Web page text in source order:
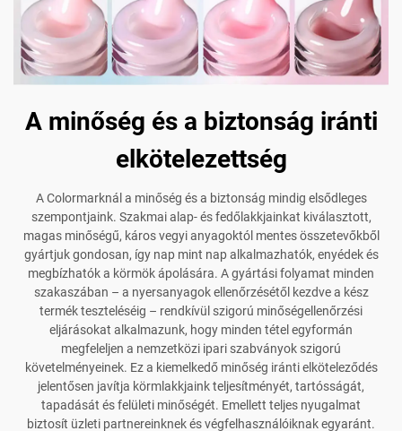
A minőség és a biztonság iránti
elkötelezettség
A Colormarknál a minőség és a biztonság mindig elsődleges
szempontjaink. Szakmai alap- és fedőlakkjainkat kiválasztott,
magas minőségű, káros vegyi anyagoktól mentes összetevőkből
gyártjuk gondosan, így nap mint nap alkalmazhatók, enyédek és
megbízhatók a körmök ápolására. A gyártási folyamat minden
szakaszában – a nyersanyagok ellenőrzésétől kezdve a kész
termék teszteléséig – rendkívül szigorú minőségellenőrzési
eljárásokat alkalmazunk, hogy minden tétel egyformán
megfeleljen a nemzetközi ipari szabványok szigorú
követelményeinek. Ez a kiemelkedő minőség iránti elköteleződés
jelentősen javítja körmlakkjaink teljesítményét, tartósságát,
tapadását és felületi minőségét. Emellett teljes nyugalmat
biztosít üzleti partnereinknek és végfelhasználóiknak egyaránt.